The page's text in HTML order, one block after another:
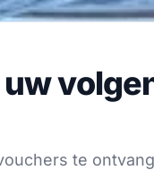
te ontvangen en
te